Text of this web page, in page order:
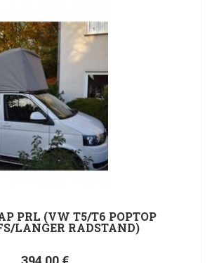
PRL (VW T5/T6 POPTOP
LANGER RADSTAND)